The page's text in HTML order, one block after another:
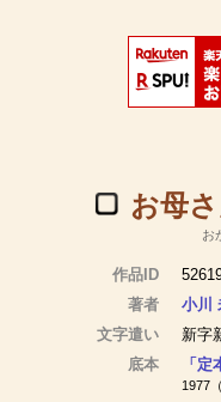
お母
お
作品ID
著者
小川
文字遣い
新字
底本
「
1977